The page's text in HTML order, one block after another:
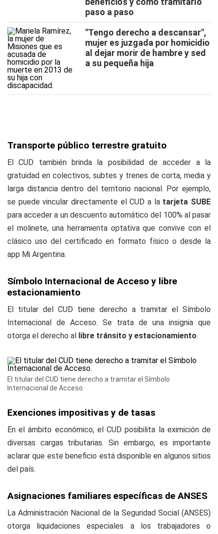
paso a paso
"Tengo derecho a descansar",
mujer es juzgada por homicidio
al dejar morir de hambre y sed
a su pequeña hija
Transporte público terrestre gratuito
El CUD también brinda la posibilidad de acceder a la
gratuidad en colectivos, subtes y trenes de corta, media y
larga distancia dentro del territorio nacional. Por ejemplo,
se puede vincular directamente el CUD a la tarjeta SUBE
para acceder a un descuento automático del 100% al pasar
el molinete, una herramienta optativa que convive con el
clásico uso del certificado en formato físico o desde la
app Mi Argentina.
Símbolo Internacional de Acceso y libre
estacionamiento
El titular del CUD tiene derecho a tramitar el Símbolo
Internacional de Acceso. Se trata de una insignia que
otorga el derecho al libre tránsito y estacionamiento.
El titular del CUD tiene derecho a tramitar el Símbolo
Internacional de Acceso.
Exenciones impositivas y de tasas
En el ámbito económico, el CUD posibilita la eximición de
diversas cargas tributarias. Sin embargo, es importante
aclarar que este beneficio está disponible en algunos sitios
del país.
Asignaciones familiares específicas de ANSES
La Administración Nacional de la Seguridad Social (ANSES)
otorga liquidaciones especiales a los trabajadores o